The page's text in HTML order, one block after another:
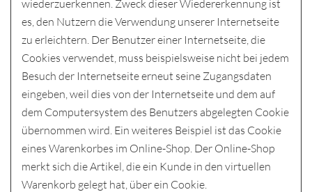
wiederzuerkennen. Zweck dieser Wiedererkennung ist
es, den Nutzern die Verwendung unserer Internetseite
zu erleichtern. Der Benutzer einer Internetseite, die
Cookies verwendet, muss beispielsweise nicht bei jedem
Besuch der Internetseite erneut seine Zugangsdaten
eingeben, weil dies von der Internetseite und dem auf
dem Computersystem des Benutzers abgelegten Cookie
übernommen wird. Ein weiteres Beispiel ist das Cookie
eines Warenkorbes im Online-Shop. Der Online-Shop
merkt sich die Artikel, die ein Kunde in den virtuellen
Warenkorb gelegt hat, über ein Cookie.